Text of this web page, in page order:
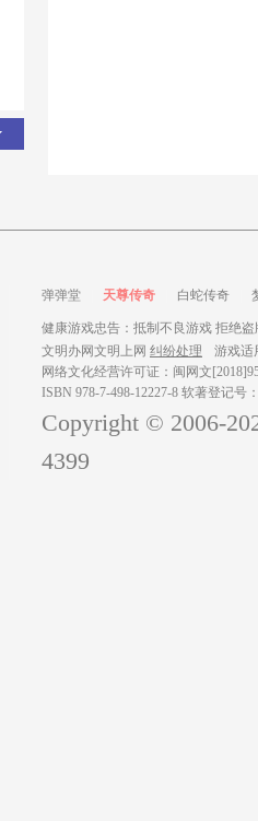
弹弹堂 天尊传奇 白蛇传奇
健康游戏忠告：抵制不良游戏 拒绝
文明办网文明上网 纠纷处理
游戏适
网络文化经营许可证：闽网文
ISBN 978-7-498-12227-8 软著登记号
Copyright © 2006-
4399